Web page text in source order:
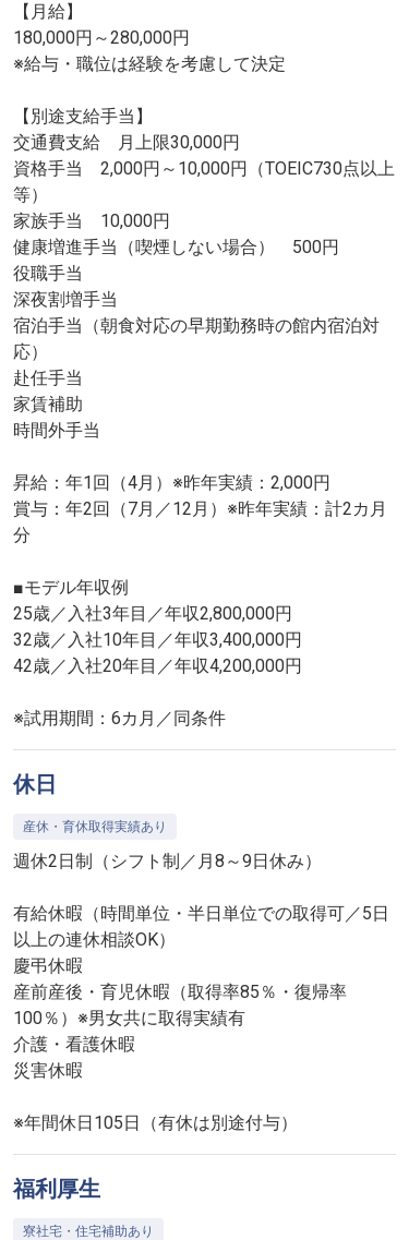
【月給】
180,000円～280,000円
※給与・職位は経験を考慮して決定
【別途支給手当】
交通費支給 月上限30,000円
資格手当 2,000円～10,000円（TOEIC730点以上
等）
家族手当 10,000円
健康増進手当（喫煙しない場合） 500円
役職手当
深夜割増手当
宿泊手当（朝食対応の早期勤務時の館内宿泊対
応）
赴任手当
家賃補助
時間外手当
昇給：年1回（4月）※昨年実績：2,000円
賞与：年2回（7月／12月）※昨年実績：計2カ月
分
■モデル年収例
25歳／入社3年目／年収2,800,000円
32歳／入社10年目／年収3,400,000円
42歳／入社20年目／年収4,200,000円
※試用期間：6カ月／同条件
休日
産休・育休取得実績あり
週休2日制（シフト制／月8～9日休み）
有給休暇（時間単位・半日単位での取得可／5日
以上の連休相談OK）
慶弔休暇
産前産後・育児休暇（取得率85％・復帰率
100％）※男女共に取得実績有
介護・看護休暇
災害休暇
※年間休日105日（有休は別途付与）
福利厚生
寮社宅・住宅補助あり